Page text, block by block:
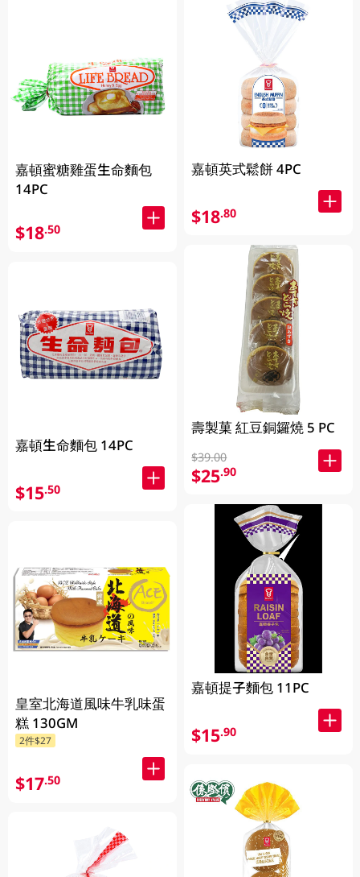
嘉頓蜜糖雞蛋生命麵包
14PC
$18.50
嘉頓生命麵包 14PC
$15.50
皇室北海道風味牛乳味蛋
糕 130GM
2件$27
$17.50
嘉頓英式鬆餅 4PC
$18.80
壽製菓 紅豆銅鑼燒 5 PC
$39.00
$25.90
嘉頓提子麵包 11PC
$15.90